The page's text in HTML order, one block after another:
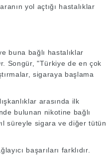
yol açtığı hastalıklar
buna bağlı hastalıklar
Songür, "Türkiye de en çok
sigaraya başlama
arasında ilk
bulunan nikotine bağlı
süreyle sigara ve diğer tütün
başarıları farklıdır.